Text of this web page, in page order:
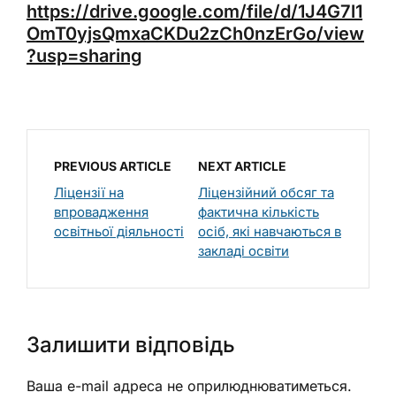
https://drive.google.com/file/d/1J4G7l1
OmT0yjsQmxaCKDu2zCh0nzErGo/view
?usp=sharing
PREVIOUS ARTICLE
Ліцензії на
впровадження
освітньої діяльності
NEXT ARTICLE
Ліцензійний обсяг та
фактична кількість
осіб, які навчаються в
закладі освіти
Залишити відповідь
Ваша e-mail адреса не оприлюднюватиметься.